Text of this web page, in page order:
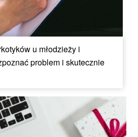
u młodzieży i
problem i skutecznie